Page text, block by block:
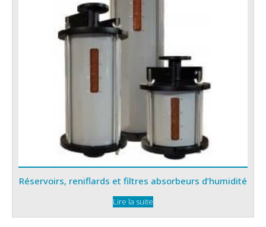
Réservoirs, reniflards et filtres absorbeurs d’humidité
Lire la suite